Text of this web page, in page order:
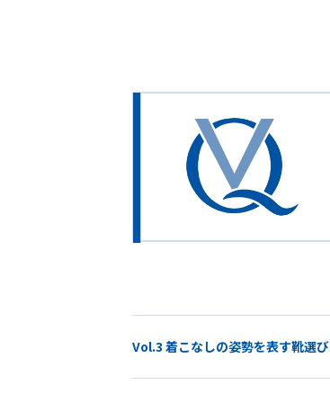
Vol.3 着こなしの姿勢を表す靴選び